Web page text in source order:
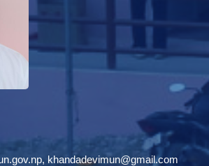
khandadevimun@gmail.com